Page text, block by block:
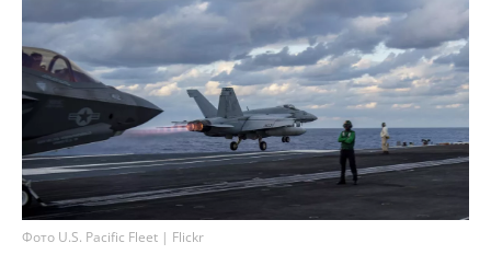
Фото U.S. Pacific Fleet | Flickr